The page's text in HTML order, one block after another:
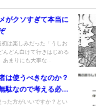
がクソすぎて本当に
は楽しみだった「うしお
んどん白けて行きはじめる
まりにも大事な...
は使うべきなのか？
駄なので考える必要
た方がいいですか？とい